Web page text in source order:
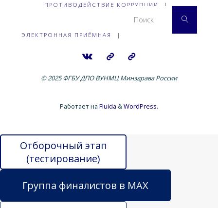
ПРОТИВОДЕЙСТВИЕ КОРРУПЦИИ
|
ЭЛЕКТРОННАЯ ПРИЁМНАЯ |
Поиск
© 2025 ФГБУ ДПО ВУНМЦ Минздрава России
Работает на Fluida &WordPress.
Отборочный этап
(тестирование)
Группа финалистов в MAX